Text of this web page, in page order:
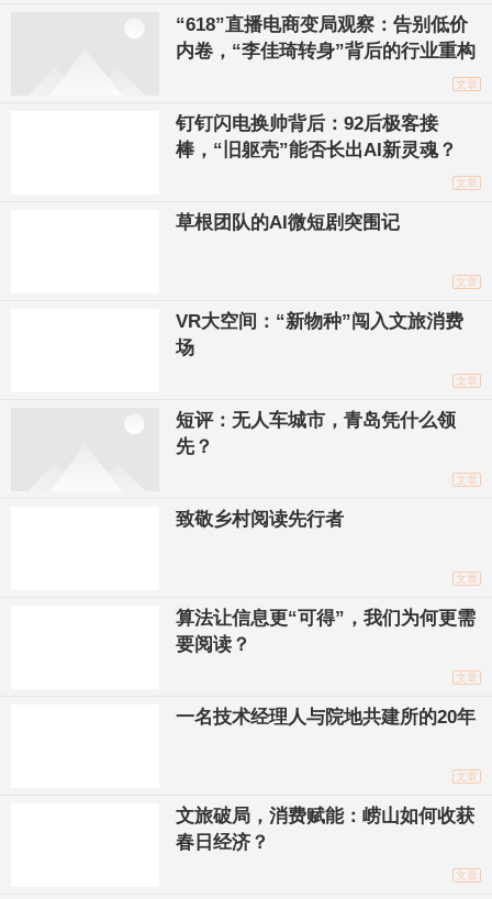
“618”直播电商变局观察：告别低价
内卷，“李佳琦转身”背后的行业重构
文章
钉钉闪电换帅背后：92后极客接
棒，“旧躯壳”能否长出AI新灵魂？
文章
草根团队的AI微短剧突围记
文章
VR大空间：“新物种”闯入文旅消费
场
文章
短评：无人车城市，青岛凭什么领
先？
文章
致敬乡村阅读先行者
文章
算法让信息更“可得”，我们为何更需
要阅读？
文章
一名技术经理人与院地共建所的20年
文章
文旅破局，消费赋能：崂山如何收获
春日经济？
文章